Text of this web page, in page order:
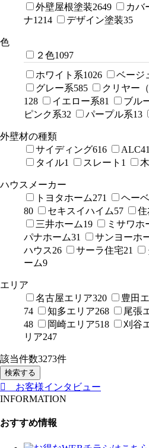
外壁屋根塗装2649 カバ
ナ1214 デザイン塗装35
色
２色1097
ホワイト系1026 ベージ
グレー系585 クリヤー（
128
イエロー系81 ブル
ピンク系32 パープル系13
外壁材の種類
サイディング616 ALC41
タイル1 スレート 1 木
ハウスメーカー
トヨタホーム271 ヘー
80
セキスイハイム57 住
三井ホーム19 ミサワホ
パナホーム31 サンヨーホ
ハウス26 サーラ住宅21
ーム9
エリア
名古屋エリア320 豊田
74
知多エリア268 尾張
48
岡崎エリア518 刈谷
リア247
該当件数3273件
検索する
お客様インタビュー
INFORMATION
おすすめ情報